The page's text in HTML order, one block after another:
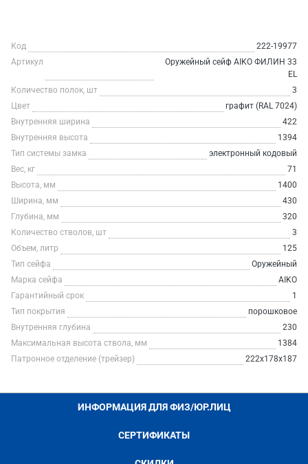
Код
222-19977
Артикул
Оружейный сейф AIKO ФИЛИН 33
EL
Количество полок, шт
3
Цвет
графит (RAL 7024)
Внутренняя ширина
422
Внутренняя высота
1394
Тип системы замка
электронный кодовый
Вес, кг
71
Высота, мм
1400
Ширина, мм
430
Глубина, мм
320
Количество стволов, шт
3
Объем, литр
125
Тип сейфа
Оружейный
Марка сейфа
AIKO
Гарантийный срок
1
Тип покрытия
порошковое
Внутренняя глубина
230
Максимальная высота ствола, мм
1384
Патронное отделение (трейзер)
222x178x187
ИНФОРМАЦИЯ ДЛЯ ФИЗ/ЮР.ЛИЦ
СЕРТИФИКАТЫ